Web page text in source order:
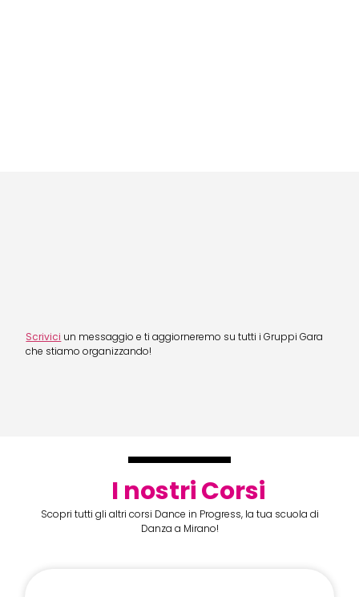
Scrivici un messaggio e ti aggiorneremo su tutti i Gruppi Gara
che stiamo organizzando!
I nostri Corsi
Scopri tutti gli altri corsi Dance in Progress, la tua scuola di
Danza a Mirano!